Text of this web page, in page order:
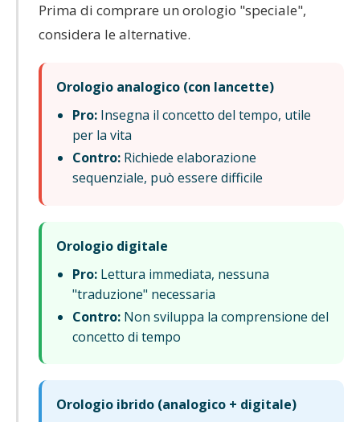
Prima di comprare un orologio "speciale",
considera le alternative.
Orologio analogico (con lancette)
Pro: Insegna il concetto del tempo, utile
per la vita
Contro: Richiede elaborazione
sequenziale, può essere difficile
Orologio digitale
Pro: Lettura immediata, nessuna
"traduzione" necessaria
Contro: Non sviluppa la comprensione del
concetto di tempo
Orologio ibrido (analogico + digitale)